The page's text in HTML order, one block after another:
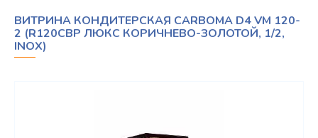
ВИТРИНА КОНДИТЕРСКАЯ CARBOMA D4 VM 120-
2 (R120CВР ЛЮКС КОРИЧНЕВО-ЗОЛОТОЙ, 1/2,
INOX)